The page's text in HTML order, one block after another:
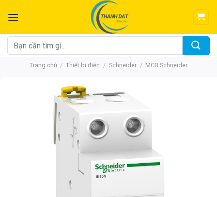
đến
dung
Tìm
kiếm:
Trang chủ / Thiết bị điện / Schneider / MCB Schneider